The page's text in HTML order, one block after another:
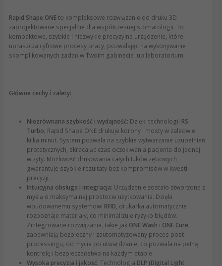
Rapid Shape ONEto kompleksowe rozwiązanie do druku 3D
zaprojektowane specjalnie dla współczesnej stomatologii. To
kompaktowe, szybkie i niezwykle precyzyjne urządzenie, które
upraszcza cyfrowe procesy pracy, pozwalając na wykonywanie
skomplikowanych zadań w Twoim gabinecie lub laboratorium.
Główne cechy i zalety:
Niezrównana szybkość i wydajność: Dzięki technologii RS
Turbo , Rapid Shape ONE drukuje korony i mosty w zaledwie
kilka minut. System pozwala na szybkie wytwarzanie uzupełnień
protetycznych, skracając czas oczekiwania pacjenta do jednej
wizyty. Możliwość drukowania całych łuków zębowych
gwarantuje szybkie rezultaty bez kompromisów w kwestii
precyzji.
Intuicyjna obsługa i integracja: Urządzenie zostało stworzone z
myślą o maksymalnej prostocie użytkowania. Dzięki
wbudowanemu systemowi RFID , drukarka automatycznie
rozpoznaje materiały, co minimalizuje ryzyko błędów.
Zintegrowane rozwiązania, takie jak ONE Wash i ONE Cure
zapewniają bezpieczny i zautomatyzowany proces post-
processingu, od mycia po utwardzanie, co pozwala na pełną
kontrolę i bezpieczeństwo na każdym etapie.
Wysoka precyzja i jakość: Technologia DLP (Digital Light